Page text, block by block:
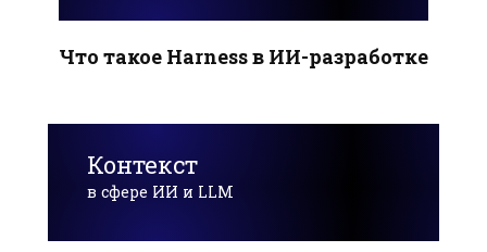
Что такое Harness в ИИ-разработке
Контекст
в сфере ИИ и LLM